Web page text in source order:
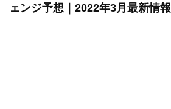
ェンジ予想｜2022年3月最新情報